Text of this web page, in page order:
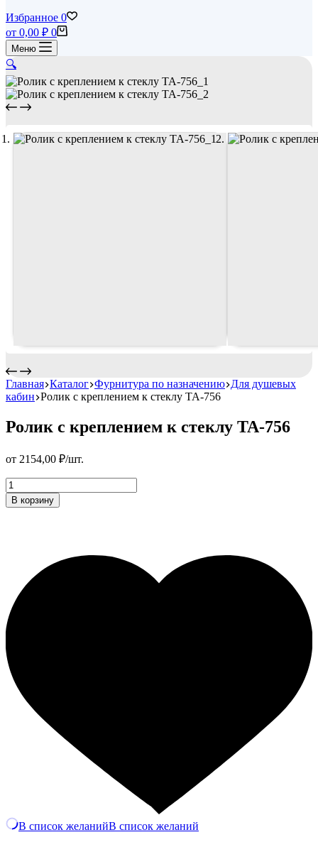
Избранное 0
Корзина
от 0,00 ₽ 0
Меню
🔍
Главная Каталог Фурнитура по назначению Для душевых
кабин Ролик с креплением к стеклу TA-756
Ролик с креплением к стеклу TA-756
от 2154,00 ₽/шт.
Ролик
с
креплением
Количество
В корзину
В список желанийВ список желаний